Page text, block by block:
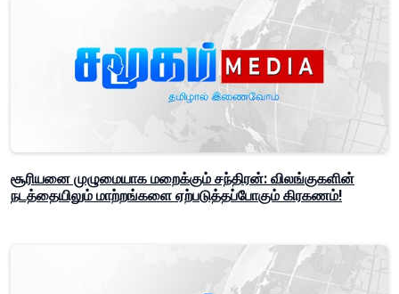
சூரியனை முழுமையாக மறைக்கும் சந்திரன்: விலங்குகளின்
நடத்தையிலும் மாற்றங்களை ஏற்படுத்தப்போகும் கிரகணம்!